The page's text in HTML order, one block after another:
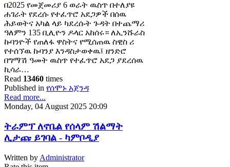
በ2025 የመጀመሪያ 6 ወራት ዉስጥ በተለያዩ
ሐገራት የደረሱ የተፈጥሮ አደጋዎች በሰዉ
ሕይወትና አካል ላይ ካደረሱት ጉዳት በተጨማሪ
ዓለምን 135 ቢሊዮን ዶላር አከሰሩ። ለኢንሹራስ
ኩባንዮች የጠለፋ ዋስትና የሚሰጠዉ ስዊስ ሪ
የተሰኘዉ ኩባንያ እንዳስታወቀዉ፤ ዘንድሮ
በግማሽ ዓመት ዉስጥ የተፈጥሮ አደጋ ያደረሰዉ
ኪሳራ…
Read 13460 times
Published in የሰሞኑ አጀንዳ
Read more...
Monday, 04 August 2025 20:09
ትራምፕ ለኖቤል የሰላም ሽልማት
ሊታጩ ይገባል - ካምቦዲያ
Written by Administrator